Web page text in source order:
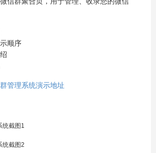
顺序
管理系统演示地址